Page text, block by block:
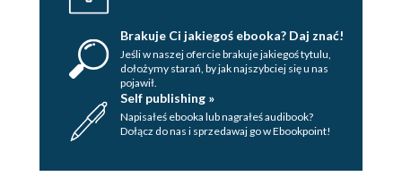
Brakuje Ci jakiegoś ebooka? Daj znać!
Jeśli w naszej ofercie brakuje jakiegoś tytulu,
dołożymy starań, by jak najszybciej się u nas
pojawił.
Self publishing »
Napisałeś ebooka lub nagrałeś audibook?
Dołącz do nas i sprzedawaj go w Ebookpoint!